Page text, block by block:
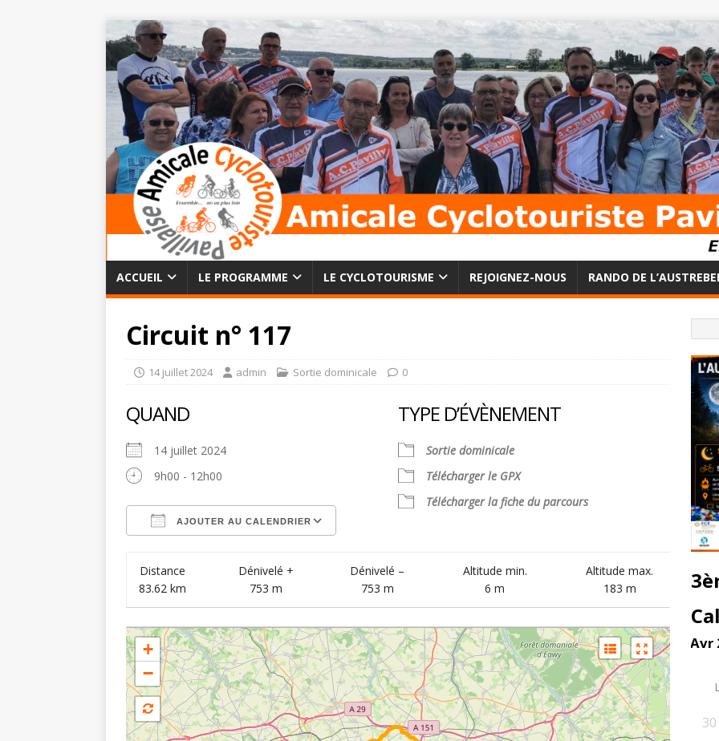
ACCUEIL LE PROGRAMME LE CYCLOTOURISME REJOIGNEZ-NOUS RANDO DE
Circuit n° 117
14 juillet 2024 admin Sortie dominicale 0
QUAND
14 juillet 2024
9h00 - 12h00
AJOUTER AU CALENDRIER
TYPE D’ÉVÈNEMENT
Sortie dominicale
Télécharger le GPX
Télécharger la fiche du parcours
Distance
83.62 km
Dénivelé +
753 m
Dénivelé –
753 m
Altitude min.
6 m
Altitude max.
183 m
+
−
Avr
L
30